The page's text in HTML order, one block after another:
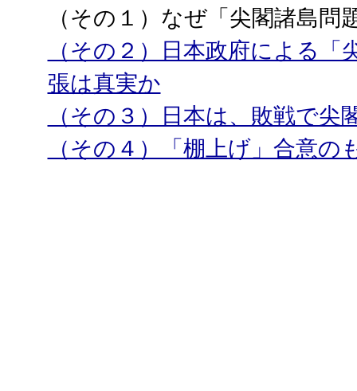
（その１）なぜ「尖閣諸島問
（その２）日本政府による
張は真実か
（その３）日本は、敗戦で
（その４）「棚上げ」合意の